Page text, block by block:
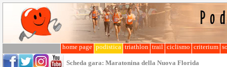
home page podistica triathlon trail ciclismo criterium
Scheda gara: Maratonina della Nuova Florida